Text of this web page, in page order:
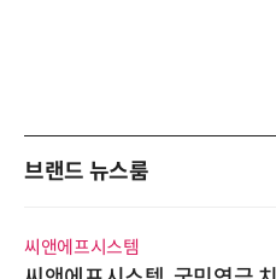
브랜드 뉴스룸
씨앤에프시스템